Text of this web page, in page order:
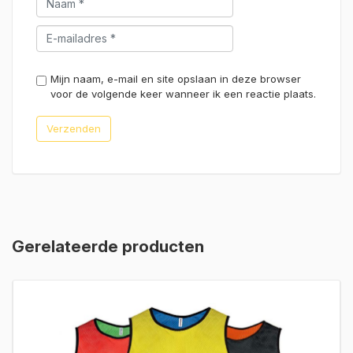
Mijn naam, e-mail en site opslaan in deze browser
voor de volgende keer wanneer ik een reactie plaats.
Gerelateerde producten